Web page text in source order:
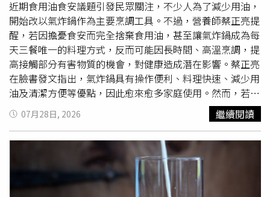
惡化，這與中醫所說的「濕熱內生」概念，其實有相通之
處。很多人夏天愛吃冰，認為可以「降火氣」，但中醫認為
「寒傷脾胃」，因此有些人會發現，明明天氣很熱，自己卻
四肢冰冷；臉上很油，皮膚卻又缺水乾燥。這些都可能與脾
胃功能失衡有關。莊可鈞建議，夏季應減少全糖飲料、奶茶
類手搖飲、冰淇淋、甜點、油炸物與精緻 澱粉，尤其「甜＋
冰」的組合最容易傷脾胃；若真的想喝飲料，可改選無糖綠
茶、麥茶、常溫烏龍茶，或以常溫水為主，相對較不容易助
濕生熱。熬夜爆痘？肝血陰液被耗傷不少人會發現，夏天只
要連續熬夜幾天，隔天氣色就會立刻變差，黑眼圈加深，皮
膚變粗糙，甚至額頭和下巴突然冒痘。莊可鈞指出，睡眠與
皮膚修復關係非常密切，《黃帝內經》提到，「人臥則血歸
於肝」，意思是人在睡眠時，肝血得以回流與修復，肝血充
足，皮膚才會得到足夠的營養與滋潤。莊可鈞表示，肌膚健
近期食用油食安議題引發民眾關注，不少人為了減少用油，
開始改以氣炸鍋作為主要烹調工具。不過，營養師蔡正亮提
醒，若因擔憂食安而完全捨棄食用油，甚至讓氣炸鍋成為每
天三餐唯一的料理方式，反而可能因長時間、高溫烹調，提
高接觸部分有害物質的機會，對健康造成潛在影響。蔡正亮
在臉書發文指出，氣炸鍋具有操作便利、料理快速、減少用
油及清潔方便等優點，因此愈來愈多家庭使用。然而，若早
餐、中餐、晚餐都習慣利用氣炸鍋製作吐司、薯餅、肉類、
冷凍食品，甚至反覆加熱隔夜炸物，長期下來可能形成另一
項健康隱憂。他表示，許多人喜歡食物表面呈現金黃色甚至
微焦的口感與香氣，這主要來自「梅納反應（Maillard
reaction）」。當食物中的胺基酸與醣類在約攝氏140度以
上加熱時，便會產生褐變反應，使食物散發香氣並形成酥脆
外觀。不過，氣炸鍋常見的烹調溫度約落在170度以上，部
07月28日, 2026 繼續閱讀